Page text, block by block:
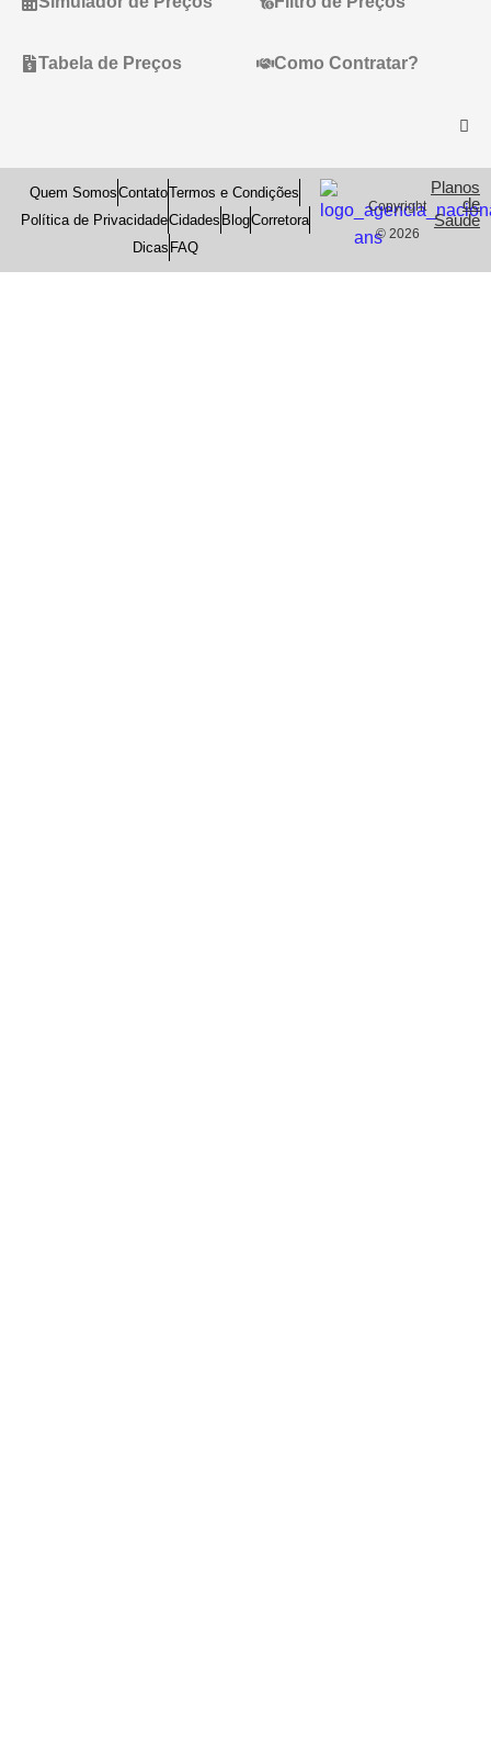
Tabela de Preços Como Contratar?
Quem SomosContatoTermos e Condições
Política de PrivacidadeCidades BlogCorretora
Dicas FAQ
Copyright
© 2026
Planos
de
Saude